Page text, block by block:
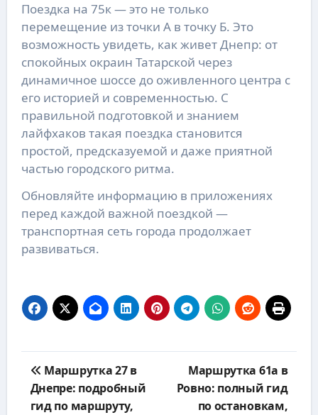
Поездка на 75к — это не только
перемещение из точки А в точку Б. Это
возможность увидеть, как живет Днепр: от
спокойных окраин Татарской через
динамичное шоссе до оживленного центра с
его историей и современностью. С
правильной подготовкой и знанием
лайфхаков такая поездка становится
простой, предсказуемой и даже приятной
частью городского ритма.
Обновляйте информацию в приложениях
перед каждой важной поездкой —
транспортная сеть города продолжает
развиваться.
по
записям
Маршрутка 27 в
Днепре: подробный
гид по маршруту,
Маршрутка 61а в
Ровно: полный гид
по остановкам,